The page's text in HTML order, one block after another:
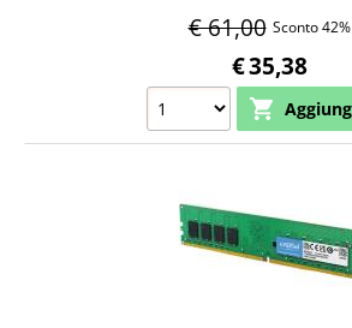
€ 61,00 Sconto 42%
€35,38